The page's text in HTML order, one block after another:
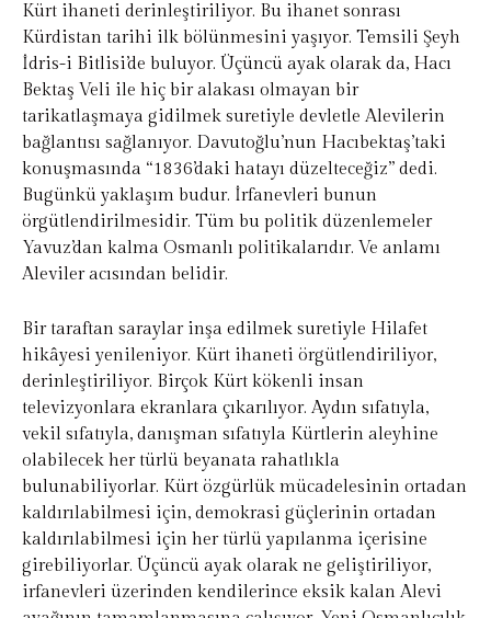
Kürt ihaneti derinleştiriliyor. Bu ihanet sonrası
Kürdistan tarihi ilk bölünmesini yaşıyor. Temsili Şeyh
İdris-i Bitlisi’de buluyor. Üçüncü ayak olarak da, Hacı
Bektaş Veli ile hiç bir alakası olmayan bir
tarikatlaşmaya gidilmek suretiyle devletle Alevilerin
bağlantısı sağlanıyor. Davutoğlu’nun Hacıbektaş’taki
konuşmasında “1836’daki hatayı düzelteceğiz” dedi.
Bugünkü yaklaşım budur. İrfanevleri bunun
örgütlendirilmesidir. Tüm bu politik düzenlemeler
Yavuz’dan kalma Osmanlı politikalarıdır. Ve anlamı
Aleviler acısından belidir.
Bir taraftan saraylar inşa edilmek suretiyle Hilafet
hikâyesi yenileniyor. Kürt ihaneti örgütlendiriliyor,
derinleştiriliyor. Birçok Kürt kökenli insan
televizyonlara ekranlara çıkarılıyor. Aydın sıfatıyla,
vekil sıfatıyla, danışman sıfatıyla Kürtlerin aleyhine
olabilecek her türlü beyanata rahatlıkla
bulunabiliyorlar. Kürt özgürlük mücadelesinin ortadan
kaldırılabilmesi için, demokrasi güçlerinin ortadan
kaldırılabilmesi için her türlü yapılanma içerisine
girebiliyorlar. Üçüncü ayak olarak ne geliştiriliyor,
irfanevleri üzerinden kendilerince eksik kalan Alevi